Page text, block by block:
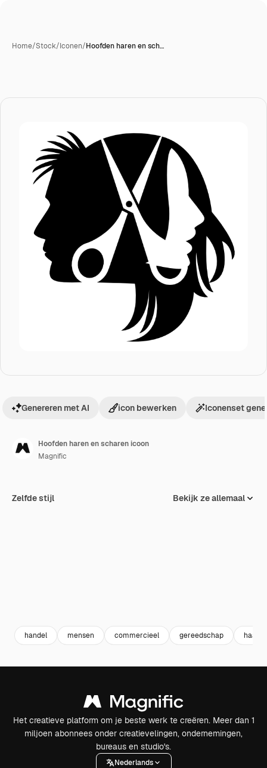
Home/Stock/Iconen/Hoofden haren en sch…
Genereren met AI icon bewerken Iconenset
Hoofden haren en scharen icoon
Magnific
Zelfde stijl Bekijk ze allemaal
handel mensen commercieel gereedschap haar
Het creatieve platform om je beste werk te creëren. Meer dan 1
miljoen abonnees onder creatievelingen, ondernemingen,
bureaus en studio's.
Nederlands